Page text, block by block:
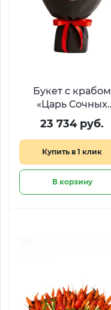
Букет с крабом
«Царь Сочных
Морей»
23 734 руб.
Купить в 1 клик
В корзину